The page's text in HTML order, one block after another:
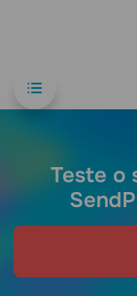
Teste o